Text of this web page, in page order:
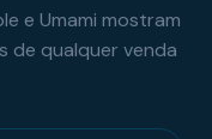
e Umami mostram
de qualquer venda